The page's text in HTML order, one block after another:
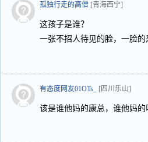
孤独行走的高僧 [青海西宁]
这孩子是谁？
一张不招人待见的脸，一脸
有态度网友01OTs_ [四川乐山]
该是谁他妈的康总，谁他妈的